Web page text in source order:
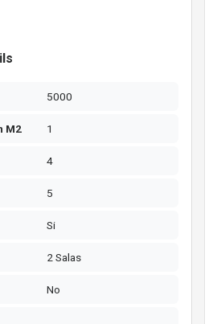
5000
M2 1
4
5
Si
2 Salas
No